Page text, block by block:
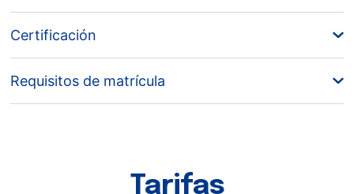
Certificación
Requisitos de matrícula
Tarifas